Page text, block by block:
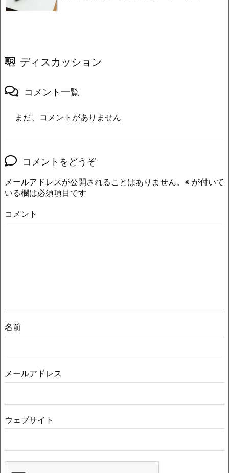
ディスカッション
コメント一覧
まだ、コメントがありません
コメントをどうぞ
メールアドレスが公開されることはありません。 ※ が付いて
いる欄は必須項目です
コメント
名前
メールアドレス
ウェブサイト